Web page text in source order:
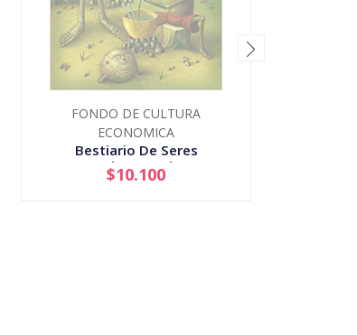
FONDO DE CULTURA
ECONOMICA
Bestiario De Seres
Fantasticos Mexicanos
AGOTADO
$10.100